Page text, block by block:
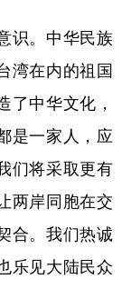
。中华民族
湾在内的祖国
了中华文化，
是一家人，应
们将采取更有
两岸同胞在交
合。我们热诚
乐见大陆民众